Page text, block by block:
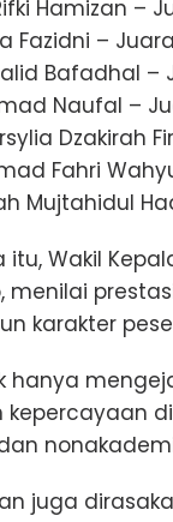
Hamizan –
Fazidni –
Bafadhal –
Naufal –
Dzakirah
Fahri
Mujtahidul
Wakil
menilai
karakter
hanya
kepercayaan
juga